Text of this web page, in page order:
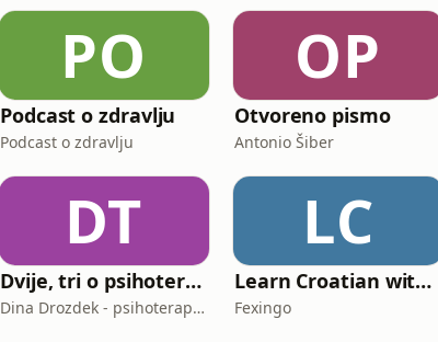
PO
Podcast o zdravlju
Podcast o zdravlju
OP
Otvoreno pismo
Antonio Šiber
DT
Dvije, tri o psihoterapiji
Dina Drozdek - psihoterapija, NLP, mentalno zdravlje
LC
Learn Croatian with Fexingo
Fexingo